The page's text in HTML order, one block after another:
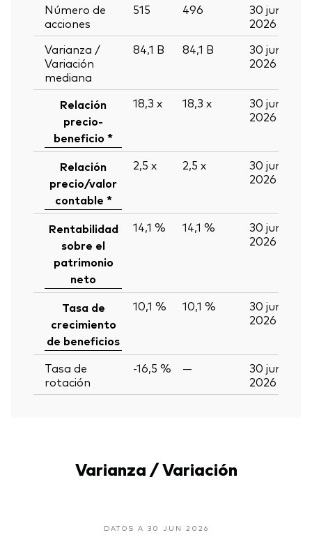
Número de
acciones
515 496
30 jun
2026
Varianza /
Variación
mediana
84,1 B 84,1 B
30 jun
2026
Relación
precio-
beneficio *
18,3 x 18,3 x
30 jun
2026
Relación
precio/valor
contable *
2,5 x 2,5 x
30 jun
2026
Rentabilidad
sobre el
patrimonio
neto
14,1 % 14,1 %
30 jun
2026
Tasa de
crecimiento
de beneficios
10,1 % 10,1 %
30 jun
2026
Tasa de
rotación
-16,5 % —
30 jun
2026
Varianza / Variación
DATOS A 30 JUN 2026